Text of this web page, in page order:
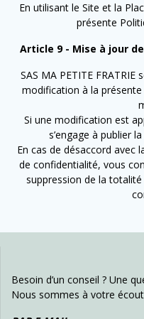
En utilisant le Site et la
présente
Article 9 - Mise à jour
SAS MA PETITE
modification à la
Si une modification est
s’engage à publier
En cas de désaccord avec
de confidentialité, vous
suppression de la
Besoin d’un conseil ? Une
Nous sommes à votre